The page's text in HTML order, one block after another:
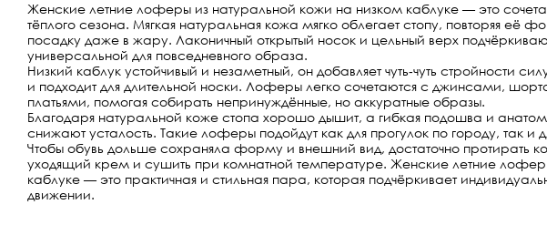
Женские летние лоферы из натуральной кожи на низком каблуке — это
тёплого сезона. Мягкая натуральная кожа мягко облегает стопу, повторяя
посадку даже в жару. Лаконичный открытый носок и цельный верх
универсальной для повседневного образа.
Низкий каблук устойчивый и незаметный, он добавляет чуть‑чуть стройности
и подходит для длительной носки. Лоферы легко сочетаются с джинсами,
платьями, помогая собирать непринуждённые, но аккуратные образы.
Благодаря натуральной коже стопа хорошо дышит, а гибкая подошва и
снижают усталость. Такие лоферы подойдут как для прогулок по городу, так и
Чтобы обувь дольше сохраняла форму и внешний вид, достаточно протирать
уходящий крем и сушить при комнатной температуре. Женские летние
каблуке — это практичная и стильная пара, которая подчёркивает
движении.